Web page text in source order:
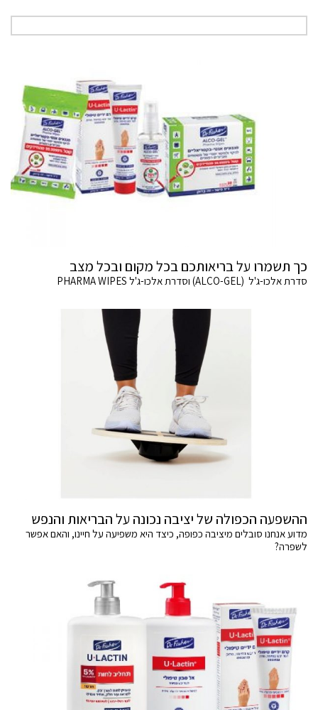
כך תשמרו על בריאותכם בכל מקום ובכל מצב
סדרת אלכו-ג'ל (ALCO-GEL) וסדרת אלכו-ג'ל PHARMA WIPES
ההשפעה הכפולה של יציבה נכונה על הבריאות והנפש
מדוע אנחנו סובלים מיציבה כפופה, כיצד היא משפיעה על חיינו, והאם אפשר
לשפרה?